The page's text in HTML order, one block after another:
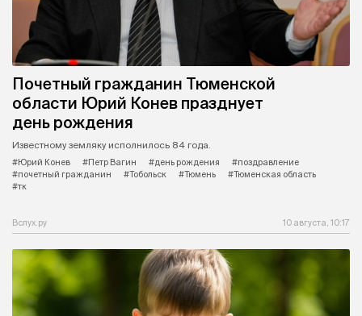
Почетный гражданин Тюменской
области Юрий Конев празднует
день рождения
Известному земляку исполнилось 84 года.
#Юрий Конев
#Петр Вагин #день рождения
#поздравление
#почетный гражданин
#Тобольск #Тюмень
#Тюменская область
#тк
Вслух.ру 10 августа, 10:17